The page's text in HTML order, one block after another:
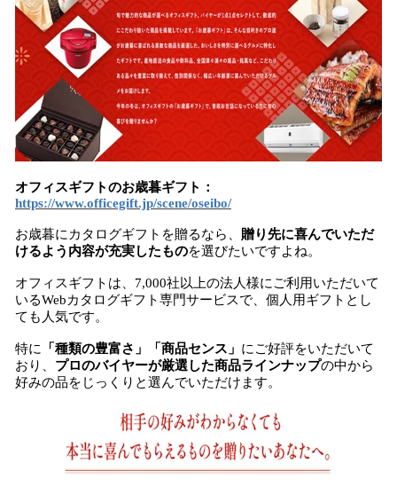
オフィスギフトのお歳暮ギフト：​​
https://www.officegift.jp/scene/oseibo/
お歳暮にカタログギフトを贈るなら、 贈り先に喜んでいただ
けるよう内容が充実したものを選びたいですよね。
オフィスギフトは、7,000社以上の法人様にご利用いただいて
いるWebカタログギフト専門サービスで、個人用ギフトとし
ても人気です。
特に 「種類の豊富さ」「商品センス」 にご好評をいただいて
おり、 プロのバイヤーが厳選した商品ラインナップの中から
好みの品をじっくりと選んでいただけます。